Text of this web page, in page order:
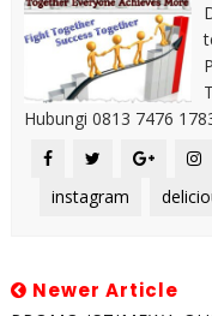
Hubungi 0813 7476
instagram
Newer Article